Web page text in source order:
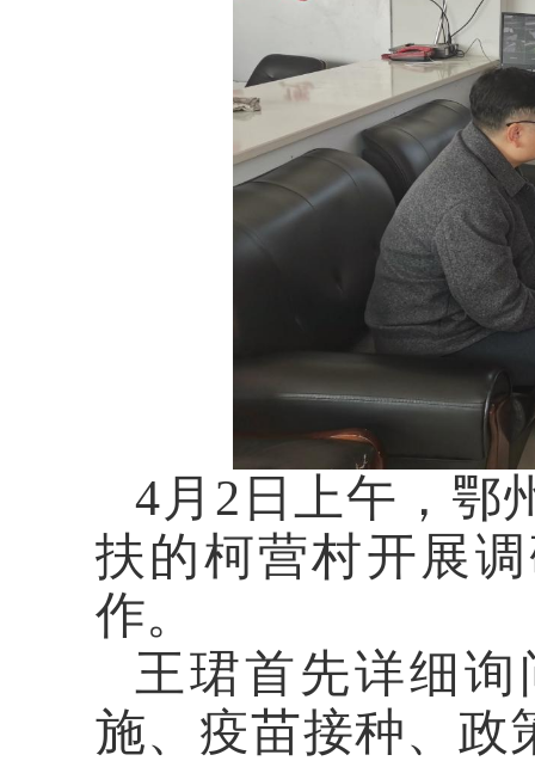
4月2日上午 ，
扶的柯营村开展
作。
王珺首先详细询
施、疫苗接种、政